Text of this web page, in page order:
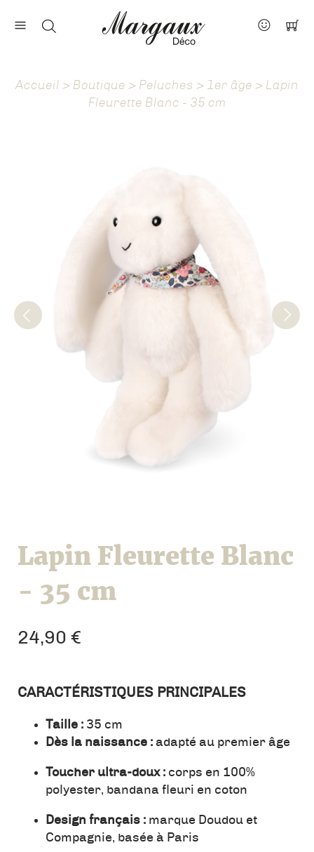
Nos marques
À propos
Accueil > Boutique > Peluches > 1er âge > Lapin
Fleurette Blanc - 35 cm
Lapin Fleurette Blanc
- 35 cm
24,90 €
CARACTÉRISTIQUES PRINCIPALES
Taille : 35 cm
Dès la naissance : adapté au premier âge
Toucher ultra-doux : corps en 100%
polyester, bandana fleuri en coton
Design français : marque Doudou et
Compagnie, basée à Paris